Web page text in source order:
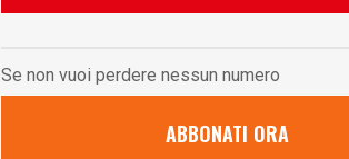
Se non vuoi perdere nessun numero
ABBONATI ORA